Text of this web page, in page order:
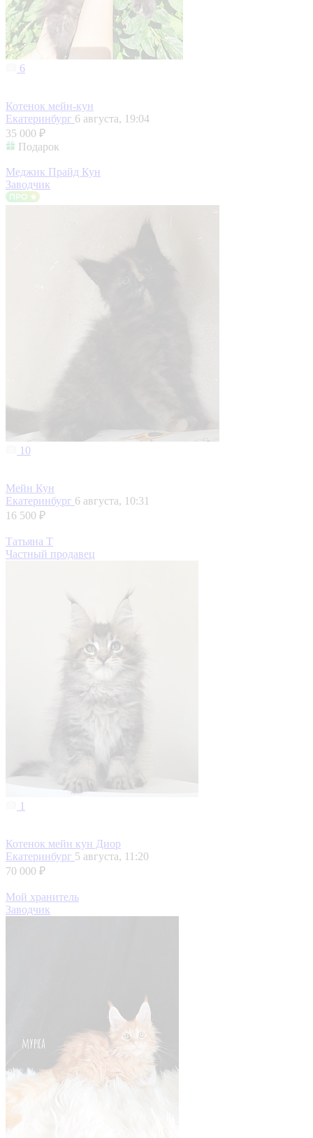
6
Котенок мейн-кун
Екатеринбург 6 августа, 19:04
35 000 ₽
Подарок
Меджик Прайд Кун
Заводчик
10
Мейн Кун
Екатеринбург 6 августа, 10:31
16 500 ₽
Татьяна Т
Частный продавец
1
Котенок мейн кун Диор
Екатеринбург 5 августа, 11:20
70 000 ₽
Мой хранитель
Заводчик